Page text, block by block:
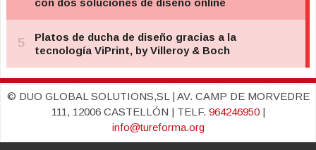
© DUO GLOBAL SOLUTIONS,SL | AV. CAMP DE MORVEDRE
111, 12006 CASTELLÓN | TELF. 964246950|
info@tureforma.org